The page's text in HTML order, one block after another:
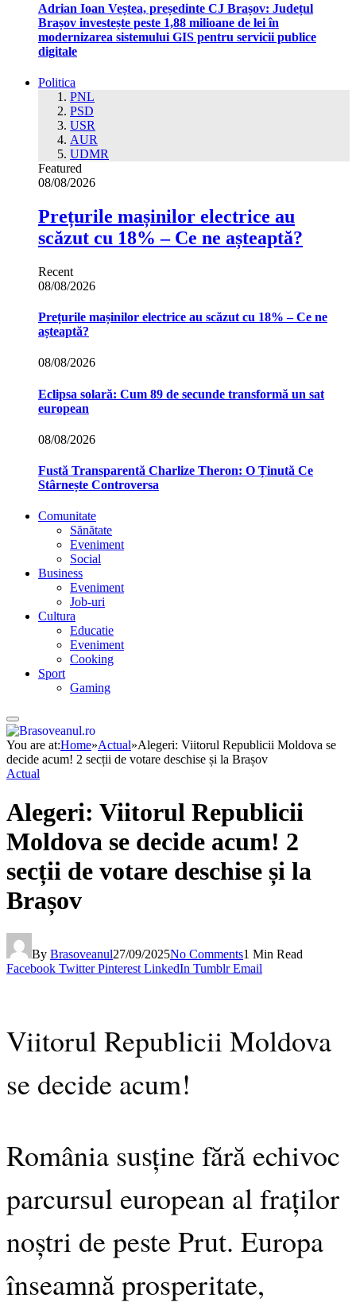
Adrian Ioan Veștea, președinte CJ Brașov: Județul
Brașov investește peste 1,88 milioane de lei în
modernizarea sistemului GIS pentru servicii publice
digitale
Politica
PNL
PSD
USR
AUR
UDMR
Featured
08/08/2026
Prețurile mașinilor electrice au
scăzut cu 18% – Ce ne așteaptă?
Recent
08/08/2026
Prețurile mașinilor electrice au scăzut cu 18% – Ce ne
așteaptă?
08/08/2026
Eclipsa solară: Cum 89 de secunde transformă un sat
european
08/08/2026
Fustă Transparentă Charlize Theron: O Ținută Ce
Stârnește Controversa
Comunitate
Sănătate
Eveniment
Social
Business
Eveniment
Job-uri
Cultura
Educatie
Eveniment
Cooking
Sport
Gaming
You are at:Home»Actual»Alegeri: Viitorul Republicii Moldova se
decide acum! 2 secții de votare deschise și la Brașov
Actual
Alegeri: Viitorul Republicii
Moldova se decide acum! 2
secții de votare deschise și la
Brașov
By Brasoveanul27/09/2025No Comments1 Min Read
Facebook Twitter Pinterest LinkedIn Tumblr Email
Viitorul Republicii Moldova
se decide acum!
România susține fără echivoc
parcursul european al fraților
noștri de peste Prut. Europa
înseamnă prosperitate,